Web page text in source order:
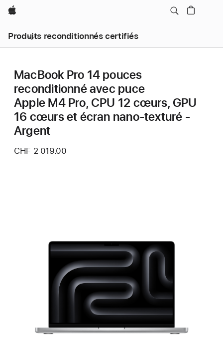
Apple
Produits reconditionnés certifiés
MacBook Pro 14 pouces
reconditionné avec puce
Apple M4 Pro, CPU 12 cœurs, GPU
16 cœurs et écran nano-texturé -
Argent
CHF 2 019.00